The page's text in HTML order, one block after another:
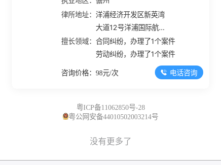
律所地址：洋浦经济开发区新英湾
大道12号洋浦国际航运
大厦B座12楼28号
擅长领域：合同纠纷，办理了1个案件
劳动纠纷，办理了1个案件
咨询价格：98元/次 电话咨询
粤ICP备11062850号-28
粤公网安备44010502003214号
没有更多了